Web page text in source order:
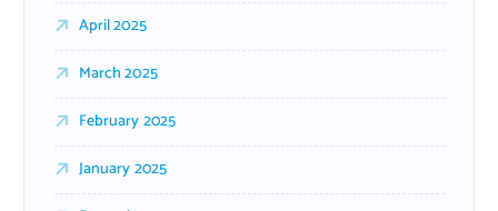
April 2025
March 2025
February 2025
January 2025